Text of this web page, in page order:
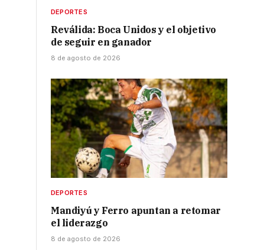
DEPORTES
Reválida: Boca Unidos y el objetivo
de seguir en ganador
8 de agosto de 2026
DEPORTES
Mandiyú y Ferro apuntan a retomar
el liderazgo
8 de agosto de 2026